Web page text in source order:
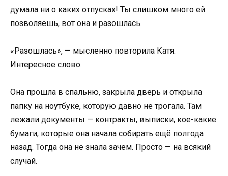
думала ни о каких отпусках! Ты слишком много ей
позволяешь, вот она и разошлась.
«Разошлась», — мысленно повторила Катя.
Интересное слово.
Она прошла в спальню, закрыла дверь и открыла
папку на ноутбуке, которую давно не трогала. Там
лежали документы — контракты, выписки, кое-какие
бумаги, которые она начала собирать ещё полгода
назад. Тогда она не знала зачем. Просто — на всякий
случай.